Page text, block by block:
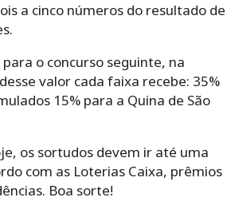
a cinco números do resultado de
o concurso seguinte, na
valor cada faixa recebe: 35%
15% para a Quina de São
os sortudos devem ir até uma
com as Loterias Caixa, prêmios
Boa sorte!